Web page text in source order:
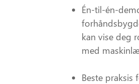
Én-til-én-
kan vise deg
med
Beste